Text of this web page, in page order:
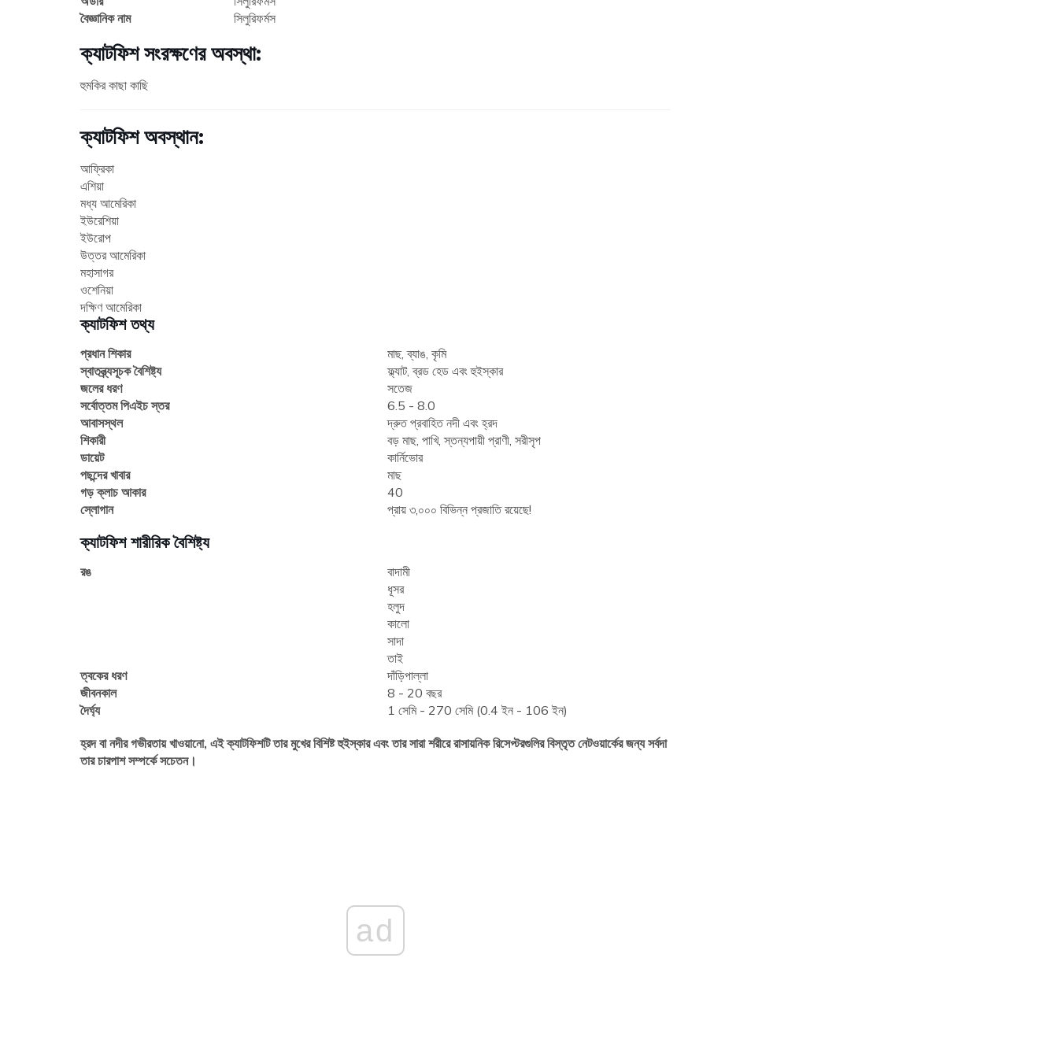
বৈজ্ঞানিক নাম
সিলুরিফর্মস
ক্যাটফিশ সংরক্ষণের অবস্থা:
হুমকির কাছা কাছি
ক্যাটফিশ অবস্থান:
আফ্রিকা
এশিয়া
মধ্য আমেরিকা
ইউরেশিয়া
ইউরোপ
উত্তর আমেরিকা
মহাসাগর
ওশেনিয়া
দক্ষিণ আমেরিকা
ক্যাটফিশ তথ্য
প্রধান শিকার
মাছ, ব্যাঙ, কৃমি
স্বাতন্ত্র্যসূচক বৈশিষ্ট্য
ফ্ল্যাট, ব্রড হেড এবং হুইস্কার
জলের ধরণ
সতেজ
সর্বোত্তম পিএইচ স্তর
6.5 - 8.0
আবাসস্থল
দ্রুত প্রবাহিত নদী এবং হ্রদ
শিকারী
বড় মাছ, পাখি, স্তন্যপায়ী প্রাণী, সরীসৃপ
ডায়েট
কার্নিভোর
পছন্দের খাবার
মাছ
গড় ক্লাচ আকার
40
স্লোগান
প্রায় ৩,০০০ বিভিন্ন প্রজাতি রয়েছে!
ক্যাটফিশ শারীরিক বৈশিষ্ট্য
রঙ
বাদামী
ধূসর
হলুদ
কালো
সাদা
তাই
ত্বকের ধরণ
দাঁড়িপাল্লা
জীবনকাল
8 - 20 বছর
দৈর্ঘ্য
1 সেমি - 270 সেমি (0.4 ইন - 106 ইন)
হ্রদ বা নদীর গভীরতায় খাওয়ানো, এই ক্যাটফিশটি তার মুখের বিশিষ্ট হুইস্কার এবং তার সারা শরীরে রাসায়নিক রিসেপ্টরগুলির বিস্তৃত নেটওয়ার্কের জন্য সর্বদা
তার চারপাশ সম্পর্কে সচেতন।
ad